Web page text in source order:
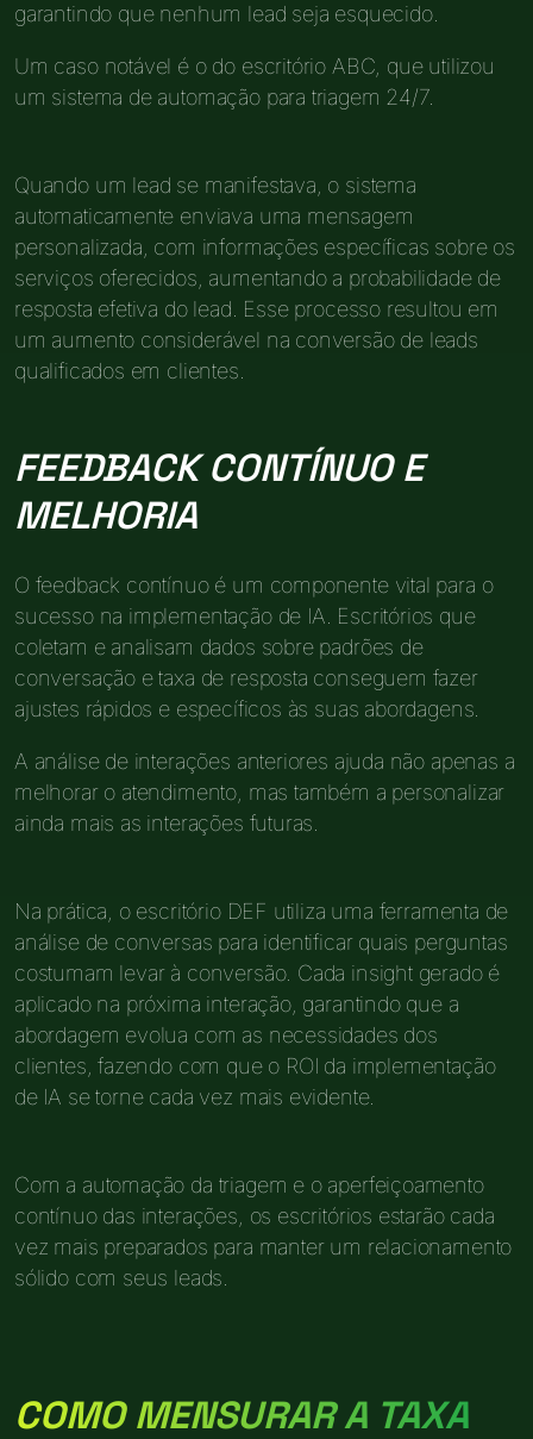
garantindo que nenhum lead seja esquecido.
Um caso notável é o do escritório ABC, que utilizou
um sistema de automação para triagem 24/7.
Quando um lead se manifestava, o sistema
automaticamente enviava uma mensagem
personalizada, com informações específicas sobre os
serviços oferecidos, aumentando a probabilidade de
resposta efetiva do lead. Esse processo resultou em
um aumento considerável na conversão de leads
qualificados em clientes.
FEEDBACK CONTÍNUO E
MELHORIA
O feedback contínuo é um componente vital para o
sucesso na implementação de IA. Escritórios que
coletam e analisam dados sobre padrões de
conversação e taxa de resposta conseguem fazer
ajustes rápidos e específicos às suas abordagens.
A análise de interações anteriores ajuda não apenas a
melhorar o atendimento, mas também a personalizar
ainda mais as interações futuras.
Na prática, o escritório DEF utiliza uma ferramenta de
análise de conversas para identificar quais perguntas
costumam levar à conversão. Cada insight gerado é
aplicado na próxima interação, garantindo que a
abordagem evolua com as necessidades dos
clientes, fazendo com que o ROI da implementação
de IA se torne cada vez mais evidente.
Com a automação da triagem e o aperfeiçoamento
contínuo das interações, os escritórios estarão cada
vez mais preparados para manter um relacionamento
sólido com seus leads.
COMO MENSURAR A TAXA